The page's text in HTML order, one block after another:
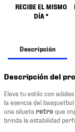
RECIBE EL MISMO
DÍA *
Descripción
Descripción del
Eleva tu estilo con
la esencia del
una silueta retro que
brinda la estabilidad